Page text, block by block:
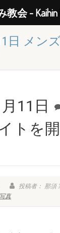
日 メン
11日
トを
投稿者： 那須
真
会 - Kaihin